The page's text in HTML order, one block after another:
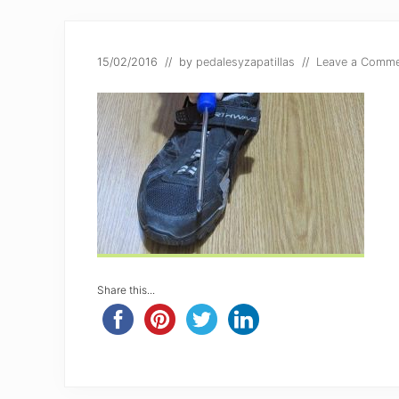
15/02/2016 // by pedalesyzapatillas // Leave a
Share this...